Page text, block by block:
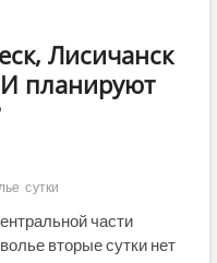
Лисичанск
планируют
сутки
части
вторые сутки нет